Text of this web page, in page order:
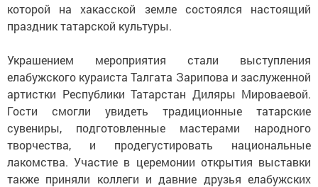
которой на хакасской земле состоялся настоящий
праздник татарской культуры.
Украшением мероприятия стали выступления
елабужского кураиста Талгата Зарипова и заслуженной
артистки Республики Татарстан Диляры Мироваевой.
Гости смогли увидеть традиционные татарские
сувениры, подготовленные мастерами народного
творчества, и продегустировать национальные
лакомства. Участие в церемонии открытия выставки
также приняли коллеги и давние друзья елабужских